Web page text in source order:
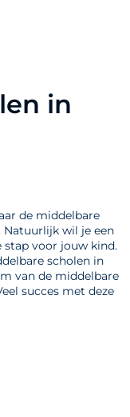
in
de middelbare
Natuurlijk wil je een
stap voor jouw kind.
scholen in
van de middelbare
succes met deze